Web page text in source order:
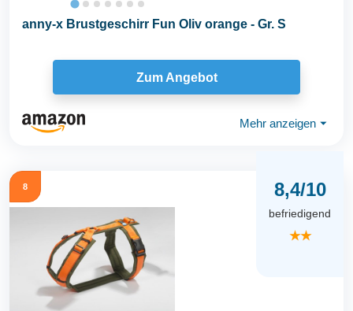
anny-x Brustgeschirr Fun Oliv orange - Gr. S
Zum Angebot
Mehr anzeigen ⏷
8 8,4/10
befriedigend
★★